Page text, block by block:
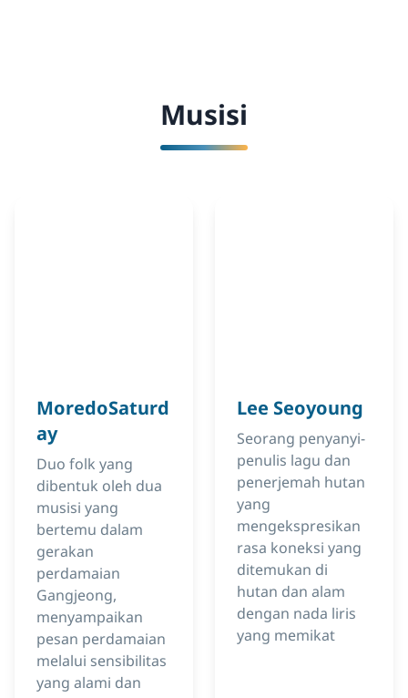
Musisi
MoredoSaturd
ay
Duo folk yang
dibentuk oleh dua
musisi yang
bertemu dalam
gerakan
perdamaian
Gangjeong,
menyampaikan
pesan perdamaian
melalui sensibilitas
yang alami dan
Lee Seoyoung
Seorang penyanyi-
penulis lagu dan
penerjemah hutan
yang
mengekspresikan
rasa koneksi yang
ditemukan di
hutan dan alam
dengan nada liris
yang memikat